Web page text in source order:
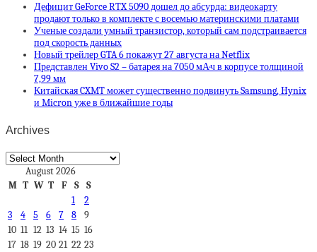
Дефицит GeForce RTX 5090 дошел до абсурда: видеокарту
продают только в комплекте с восемью материнскими платами
Ученые создали умный транзистор, который сам подстраивается
под скорость данных
Новый трейлер GTA 6 покажут 27 августа на Netflix
Представлен Vivo S2 – батарея на 7050 мА·ч в корпусе толщиной
7,99 мм
Китайская CXMT может существенно подвинуть Samsung, Hynix
и Micron уже в ближайшие годы
Archives
Archives
August 2026
M T W T F S
S
1
2
3
4 5 6 7 8
9
10 11 12 13 14 15 16
17 18 19 20 21 22 23